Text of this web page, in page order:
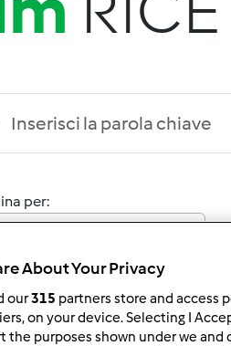
per:
About Your Privacy
our315 partners store and access
on your device. Selecting I
the purposes shown under we and